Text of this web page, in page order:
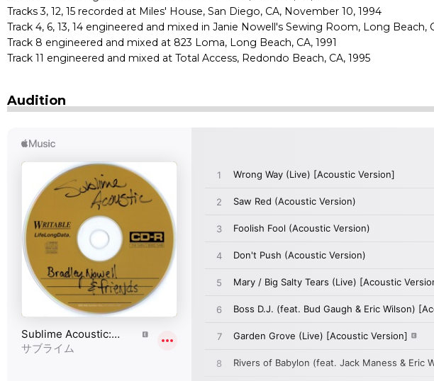
Tracks 3, 12, 15 recorded at Miles' House, San Diego, CA, November 10, 1994
Track 4, 6, 13, 14 engineered and mixed in Janie Nowell's Sewing Room, Long Beach,
Track 8 engineered and mixed at 823 Loma, Long Beach, CA, 1991
Track 11 engineered and mixed at Total Access, Redondo Beach, CA, 1995
Audition